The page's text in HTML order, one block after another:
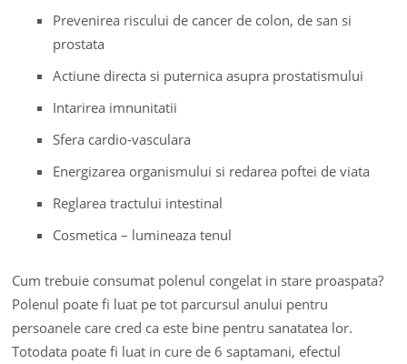
Prevenirea riscului de cancer de colon, de san si
prostata
Actiune directa si puternica asupra prostatismului
Intarirea imnunitatii
Sfera cardio-vasculara
Energizarea organismului si redarea poftei de viata
Reglarea tractului intestinal
Cosmetica – lumineaza tenul
Cum trebuie consumat polenul congelat in stare proaspata?
Polenul poate fi luat pe tot parcursul anului pentru
persoanele care cred ca este bine pentru sanatatea lor.
Totodata poate fi luat in cure de 6 saptamani, efectul